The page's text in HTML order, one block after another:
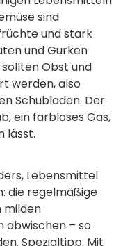
sind
und stark
und Gurken
Obst und
werden, also
Schubladen. Der
ein farbloses Gas,
lässt.
Lebensmittel
die regelmäßige
milden
abwischen – so
Spezialtipp: Mit